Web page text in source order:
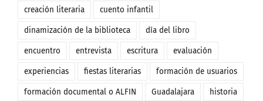
creación literaria cuento infantil
dinamización de la biblioteca día del libro
encuentro entrevista escritura evaluación
experiencias fiestas literarias formación de usuarios
formación documental o ALFIN Guadalajara historia